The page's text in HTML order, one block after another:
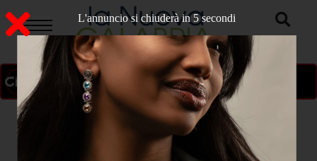
ON AIR
L'annuncio si chiuderà in 4 secondi